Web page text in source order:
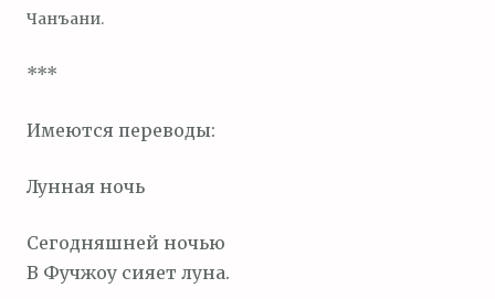
Чанъани.
***
Имеются переводы:
Лунная ночь
Сегодняшней ночью
В Фучжоу сияет луна.